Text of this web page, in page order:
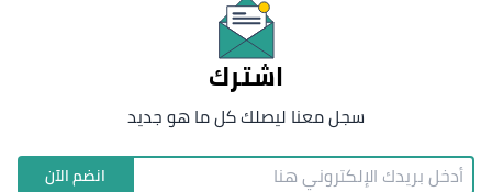
اشترك
سجل معنا ليصلك كل ما هو جديد
انضم الآن